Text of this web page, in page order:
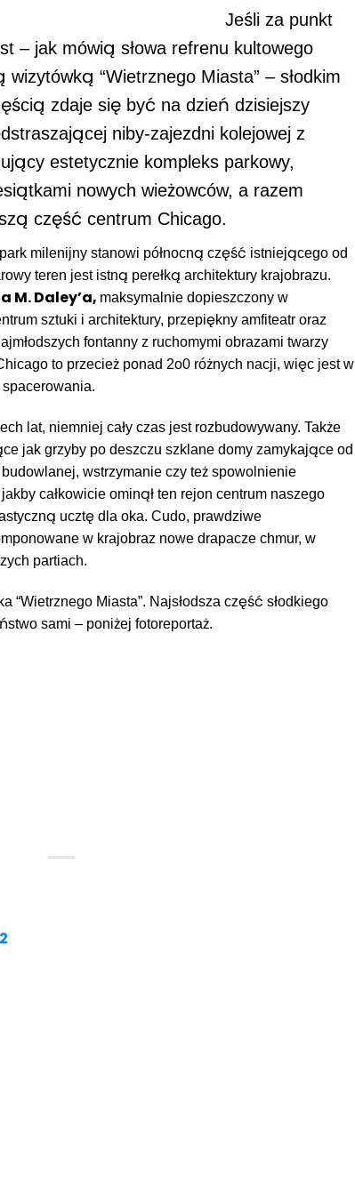
Jeśli za punkt
– jak mówią słowa refrenu kultowego
“Wietrznego Miasta” – słodkim
zdaje się być na dzień dzisiejszy
niby-zajezdni kolejowej z
estetycznie kompleks parkowy,
nowych wieżowców, a razem
część centrum Chicago.
milenijny stanowi północną część istniejącego od
teren jest istną perełką architektury krajobrazu.
M. Daley’a, maksymalnie dopieszczony w
sztuki i architektury, przepiękny amfiteatr oraz
fontanny z ruchomymi obrazami twarzy
to przecież ponad 2o0 różnych nacji, więc jest w
lat, niemniej cały czas jest rozbudowywany. Także
jak grzyby po deszczu szklane domy zamykające od
wstrzymanie czy też spowolnienie
całkowicie ominął ten rejon centrum naszego
ucztę dla oka. Cudo, prawdziwe
w krajobraz nowe drapacze chmur, w
partiach.
“Wietrznego Miasta”. Najsłodsza część słodkiego
sami – poniżej fotoreportaż.